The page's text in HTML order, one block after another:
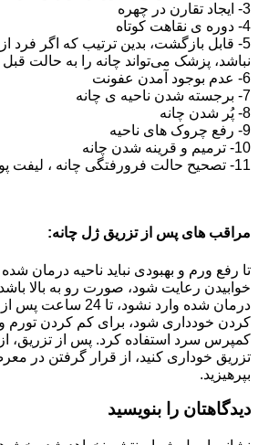
3- ایجاد تقارن در چهره
4- دوره ی نقاهت کوتاه
5- قابل بازگشت، بدین ترتیب که اگر فرد
نباشد، پزشک می‌تواند چانه را به حالت قبل
6- عدم بوجود آمدن عفونت
7- برجسته شدن ناحیه ی چانه
8- پُر شدن چانه
9- رفع چروک های ناحیه
10- ترمیم و قرینه شدن چانه
11- تصحیح حالت فرورفتگی چانه ، لیفت پوست زیر چانه
مراقب های پس از تزریق ژل چانه:
تا رفع ورم و بهبودی نباید ناحیه درمان
خوابیدن رعایت شود، صورت رو به بالا
درمان شده وارد نشود،
کردن خودداری شود، برای کم کردن تورم
کمپرس سرد استفاده کرد. پس از تزریق،
تزریق خوداری کنید، از قرار گرفتن در
بپرهیزید.
دیدگاهتان را بنویسید